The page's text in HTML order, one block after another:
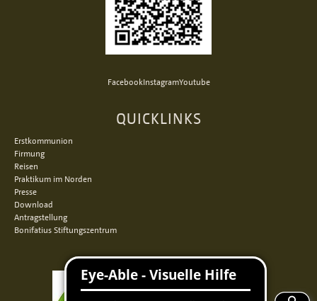
FacebookInstagramYoutube
QUICKLINKS
Erstkommunion
Firmung
Reisen
Praktikum im Norden
Presse
Download
Antragstellung
Bonifatius Stiftungszentrum